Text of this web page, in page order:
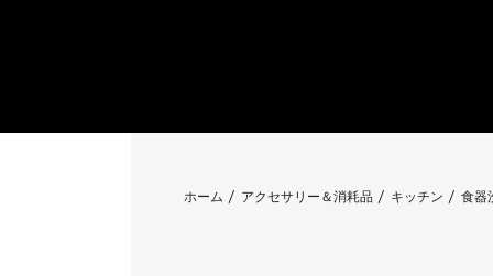
ホーム アクセサリー＆消耗品 キッチン 食器